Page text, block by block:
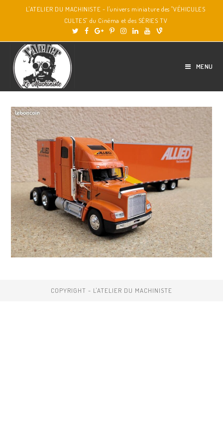
L'ATELIER DU MACHINISTE - l'univers miniature des "VÉHICULES
CULTES" du Cinéma et des SÉRIES TV
MENU
COPYRIGHT - L'ATELIER DU MACHINISTE